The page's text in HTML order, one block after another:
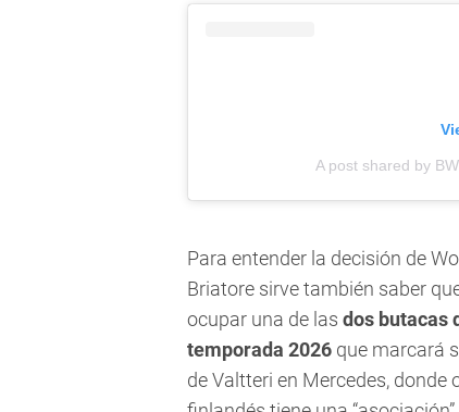
A post shared by
Para entender la decisión de
Briatore sirve también saber
ocupar una de las dos butacas
temporada 2026 que marcará
de Valtteri en Mercedes, donde